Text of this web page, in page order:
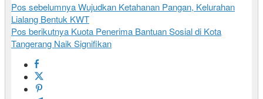
Pos sebelumnyaWujudkan Ketahanan Pangan, Kelurahan
Lialang Bentuk KWT
Pos berikutnya Kuota Penerima Bantuan Sosial di Kota
Tangerang Naik Signifikan